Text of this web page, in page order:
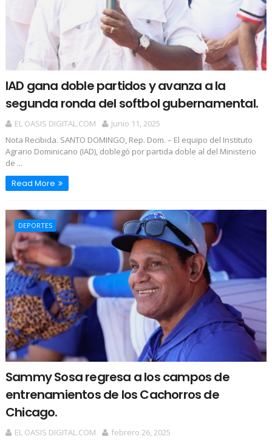
IAD gana doble partidos y avanza a la
segunda ronda del softbol gubernamental.
EL OASIS DIGITAL.COM
junio 11, 2025
Nota Recibida. SANTO DOMINGO, Rep. Dom. – El equipo del Instituto
Agrario Dominicano (IAD), doblegó por partida doble al del Ministerio
de ...
Read More
DEPORTES
Sammy Sosa regresa a los campos de
entrenamientos de los Cachorros de
Chicago.
EL OASIS DIGITAL.COM
febrero 26, 2025